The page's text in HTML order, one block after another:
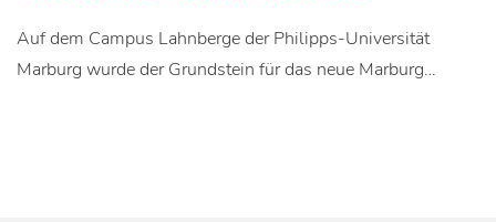
Auf dem Campus Lahnberge der Philipps-Universität
Marburg wurde der Grundstein für das neue Marburg…